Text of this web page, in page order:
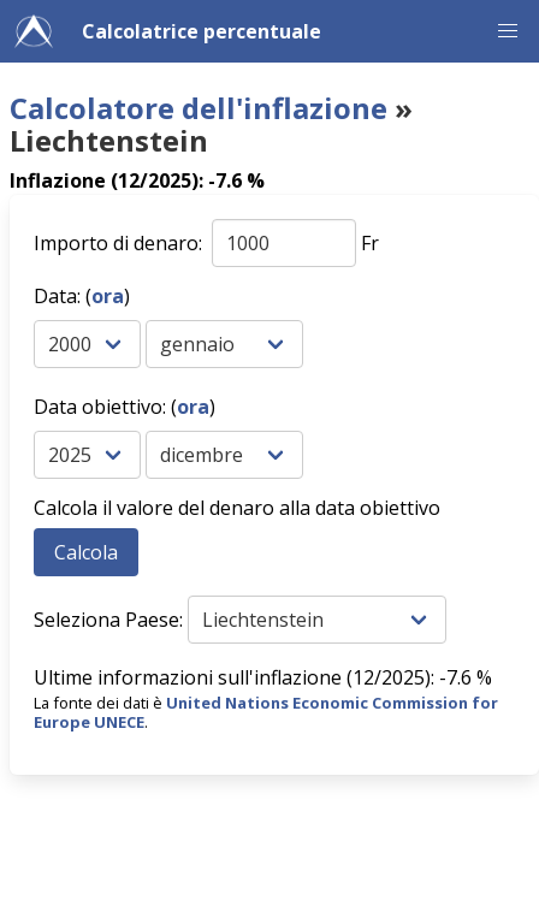
Calcolatrice percentuale
Calcolatore dell'inflazione »
Liechtenstein
Inflazione (12/2025): -7.6 %
Importo di denaro:
Fr
Data: (ora)
Data obiettivo: (ora)
Calcola il valore del denaro alla data obiettivo
Seleziona Paese:
Ultime informazioni sull'inflazione (12/2025): -7.6 %
La fonte dei dati è United Nations Economic Commission for
Europe UNECE.